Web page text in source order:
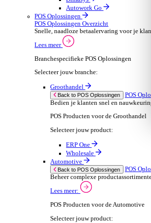
ERP Go
Wholesale
Dimasys
AGP Trade
Verhuur
Back to ERP Oplossingen
Verhoog de bezetting en
Lees meer:
ERP Producten voor de
Selecteer jouw product:
Onrent One
Onrent Office
Onrent Go
AGP Rent
Automotive
Back to ERP Oplossingen
Van voorraad tot verkoop